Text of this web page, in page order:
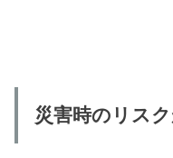
災害時のリス